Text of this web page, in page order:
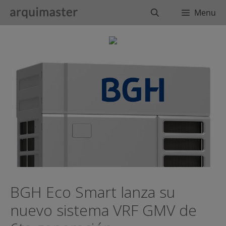
BuscarMenu
BGH Eco Smart lanza su
nuevo sistema VRF GMV de